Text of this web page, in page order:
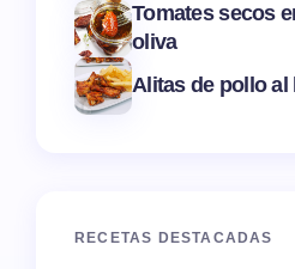
Tomates secos
oliva
Alitas de pollo al
RECETAS DESTACADAS